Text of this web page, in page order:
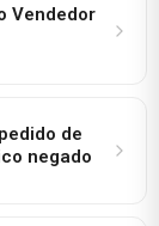
Vendedor
de
negado